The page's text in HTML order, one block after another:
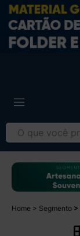
Home Segmento